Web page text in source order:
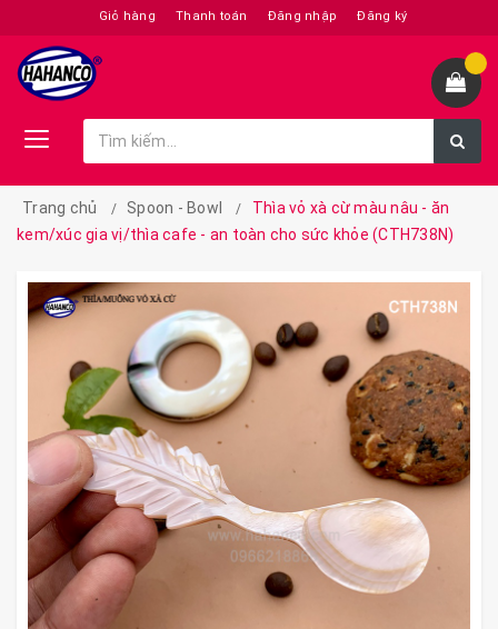
Giỏ hàng Thanh toán Đăng nhập Đăng ký
Trang chủ Spoon - Bowl
Thìa vỏ xà cừ màu nâu - ăn
kem/xúc gia vị/thìa cafe - an toàn cho sức khỏe (CTH738N)